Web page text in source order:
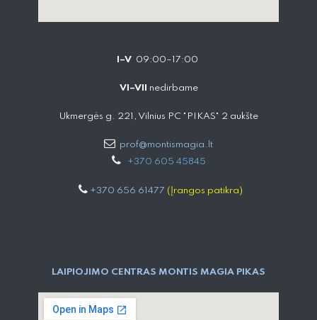
I–V 09:00–17:00
VI–VII nedirbame
Ukmergės g. 221, Vilnius PC "PIKAS" 2 aukšte
prof@montismagia.lt
+370 605 4584​5
+370 656 61477 (Įrangos patikra)
LAIPIOJIMO CENTRAS MONTIS MAGIA PIKAS